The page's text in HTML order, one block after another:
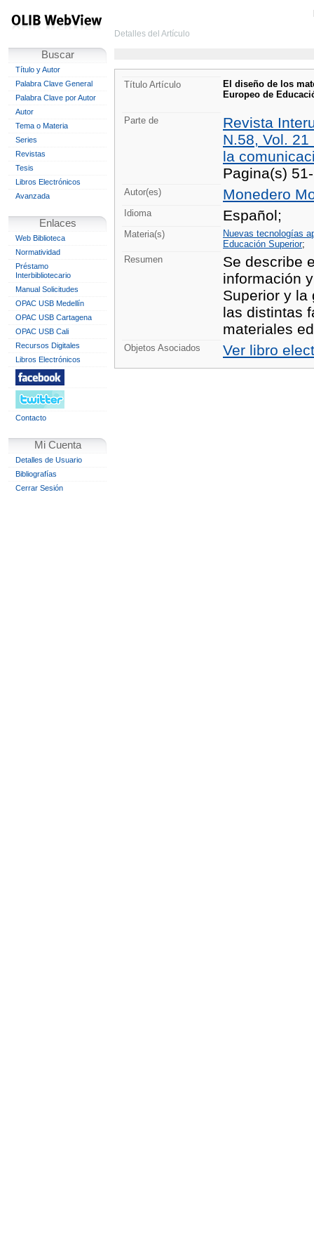
Buscar
Título y Autor
Palabra Clave General
Palabra Clave por Autor
Autor
Tema o Materia
Series
Revistas
Tesis
Libros Electrónicos
Avanzada
Enlaces
Web Biblioteca
Normatividad
Préstamo
Interbibliotecario
Manual Solicitudes
OPAC USB Medellín
OPAC USB Cartagena
OPAC USB Cali
Recursos Digitales
Libros Electrónicos
Contacto
Mi Cuenta
Detalles de Usuario
Bibliografías
Cerrar Sesión
Detalles del Artículo
Título Artículo
El diseño de los
Europeo de
Parte de
Revista
N.58, Vol.
la
Pagina(s)
Autor(es) Monedero
Idioma Español;
Materia(s)
Nuevas tecnologías
Educación Superior;
Resumen
Se describe
información
Superior y la
las distintas
materiales
Objetos Asociados Ver libro